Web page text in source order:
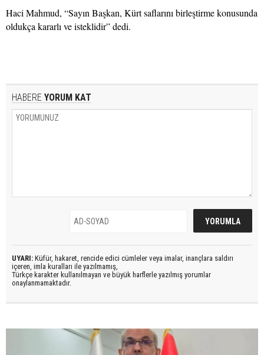
Haci Mahmud, “Sayın Başkan, Kürt saflarını birleştirme konusunda
oldukça kararlı ve isteklidir” dedi.
HABERE YORUM KAT
UYARI: Küfür, hakaret, rencide edici cümleler veya imalar, inançlara saldırı
içeren, imla kuralları ile yazılmamış,
Türkçe karakter kullanılmayan ve büyük harflerle yazılmış yorumlar
onaylanmamaktadır.